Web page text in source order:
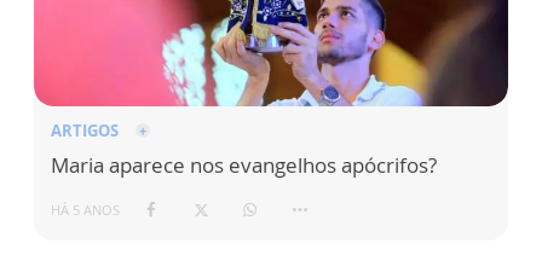
ARTIGOS
Maria aparece nos evangelhos apócrifos?
HÁ 5 ANOS